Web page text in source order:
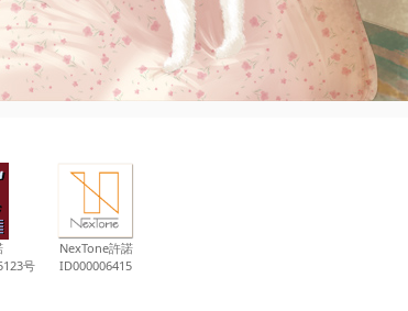
号
NexTone許諾
ID000006415